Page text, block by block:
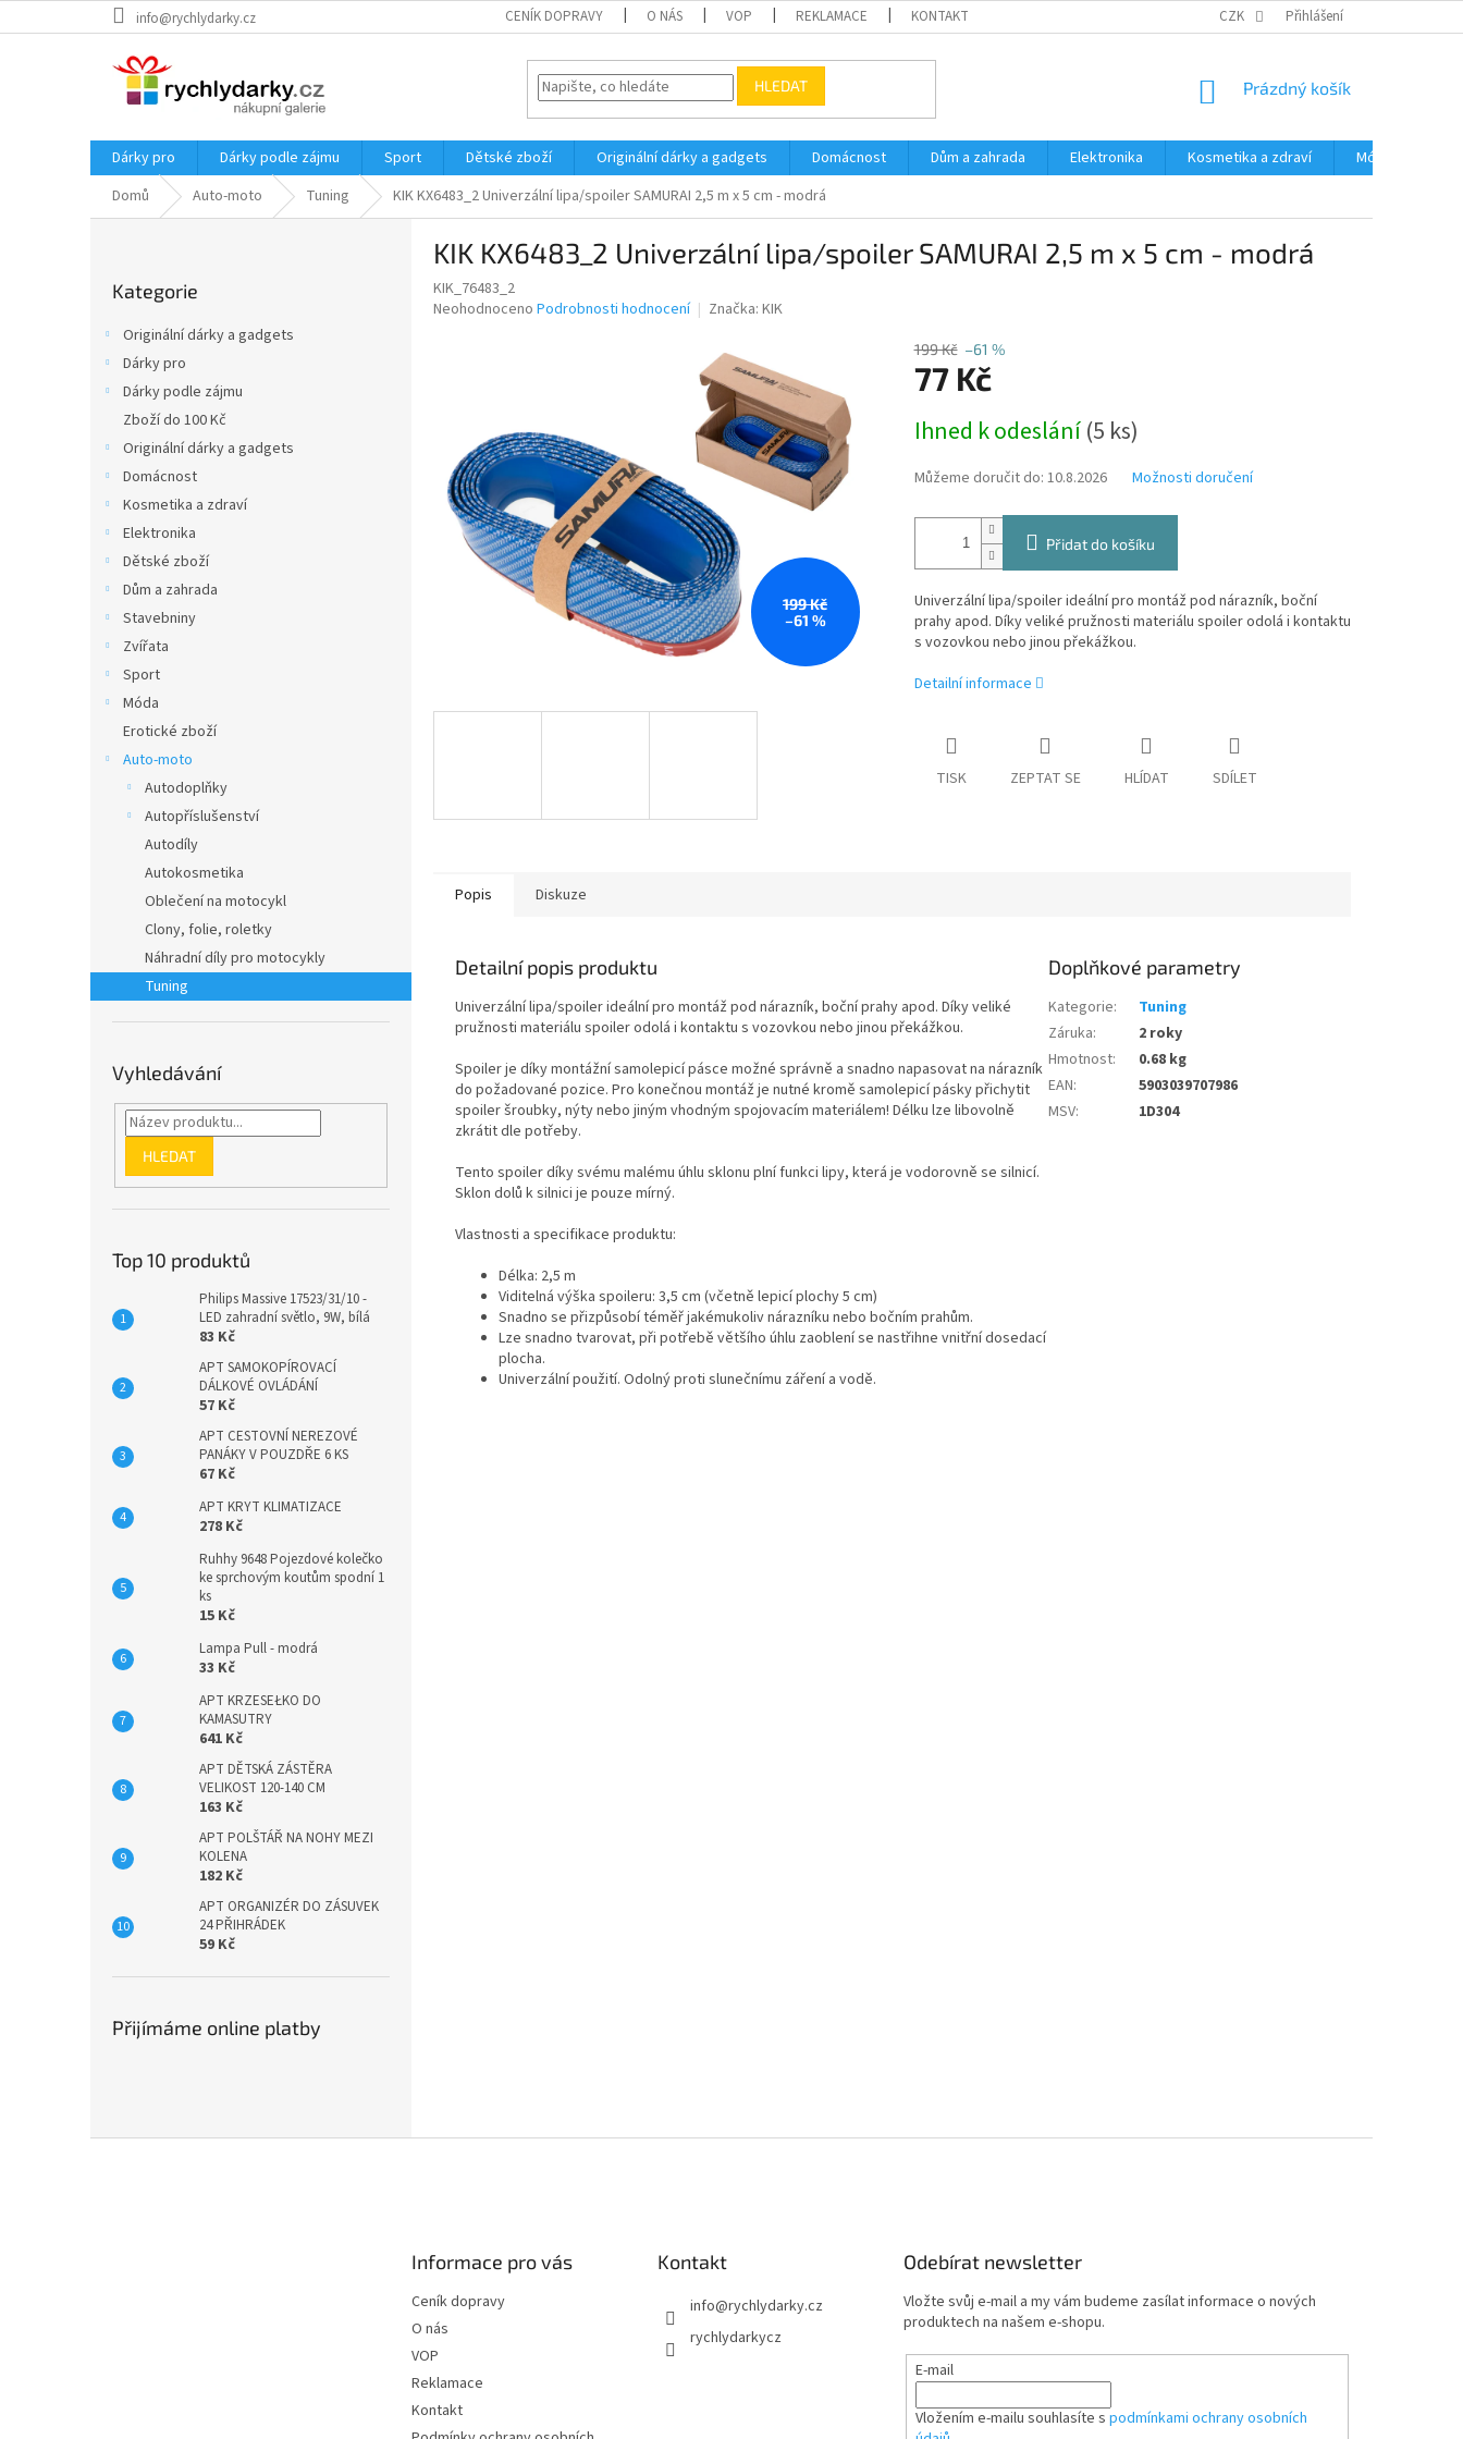
na
info@rychlydarky.cz CENÍK DOPRAVY O NÁS VOP REKLAMACE KONTAKT PODMÍNKY OCHRANY OSOBNÍCH ÚDAJŮ ČASTÉ DOTAZY A
CZK Přihlášení
HLEDAT
NÁKUPNÍ
Prázdný košík
Dárky pro Dárky podle zájmu Sport Dětské zboží Originální dárky a gadgets Domácnost Dům a zahrada Elektronika Kosmetika a zdraví Móda
Domů
Auto-moto Tuning KIK KX6483_2 Univerzální lipa/spoiler SAMURAI 2,5 m x 5 cm - modrá
kategorie
Kategorie
Originální dárky a gadgets
Dárky pro
Dárky podle zájmu
Zboží do 100 Kč
Originální dárky a gadgets
Domácnost
Kosmetika a zdraví
Elektronika
Dětské zboží
Dům a zahrada
Stavebniny
Zvířata
Sport
Móda
Erotické zboží
Auto-moto
Autodoplňky
Autopříslušenství
Autodíly
Autokosmetika
Oblečení na motocykl
Clony, folie, roletky
Náhradní díly pro motocykly
Tuning
Vyhledávání
HLEDAT
Top 10 produktů
Philips Massive 17523/31/10 -
LED zahradní světlo, 9W, bílá
83 Kč
APT SAMOKOPÍROVACÍ
DÁLKOVÉ OVLÁDÁNÍ
57 Kč
APT CESTOVNÍ NEREZOVÉ
PANÁKY V POUZDŘE 6 KS
67 Kč
APT KRYT KLIMATIZACE
278 Kč
Ruhhy 9648 Pojezdové kolečko
ke sprchovým koutům spodní 1
ks
15 Kč
Lampa Pull - modrá
33 Kč
APT KRZESEŁKO DO
KAMASUTRY
641 Kč
APT DĚTSKÁ ZÁSTĚRA
VELIKOST 120-140 CM
163 Kč
APT POLŠTÁŘ NA NOHY MEZI
KOLENA
182 Kč
APT ORGANIZÉR DO ZÁSUVEK
24 PŘIHRÁDEK
59 Kč
Přijímáme online platby
KIK KX6483_2 Univerzální lipa/spoiler SAMURAI 2,5 m x 5 cm - modrá
KIK_76483_2
Průměrné
hvězdiček.
Neohodnoceno Podrobnosti hodnocení Značka: KIK
199 Kč
–61 %
199 Kč –61 %
77 Kč
cena:
Ihned k odeslání(5 ks)
Můžeme doručit do: 10.8.2026 Možnosti doručení
Přidat do košíku
Univerzální lipa/spoiler ideální pro montáž pod nárazník, boční
prahy apod. Díky veliké pružnosti materiálu spoiler odolá i kontaktu
s vozovkou nebo jinou překážkou.
Detailní informace
TISK ZEPTAT SE HLÍDAT SDÍLET
Popis Diskuze
Detailní popis produktu
Univerzální lipa/spoiler ideální pro montáž pod nárazník, boční prahy apod. Díky veliké
pružnosti materiálu spoiler odolá i kontaktu s vozovkou nebo jinou překážkou.
Spoiler je díky montážní samolepicí pásce možné správně a snadno napasovat na nárazník
do požadované pozice. Pro konečnou montáž je nutné kromě samolepicí pásky přichytit
spoiler šroubky, nýty nebo jiným vhodným spojovacím materiálem! Délku lze libovolně
zkrátit dle potřeby.
Tento spoiler díky svému malému úhlu sklonu plní funkci lipy, která je vodorovně se silnicí.
Sklon dolů k silnici je pouze mírný.
Vlastnosti a specifikace produktu:
Délka: 2,5 m
Viditelná výška spoileru: 3,5 cm (včetně lepicí plochy 5 cm)
Snadno se přizpůsobí téměř jakémukoliv nárazníku nebo bočním prahům.
Lze snadno tvarovat, při potřebě většího úhlu zaoblení se nastřihne vnitřní dosedací
plocha.
Univerzální použití. Odolný proti slunečnímu záření a vodě.
Doplňkové parametry
Kategorie:
Tuning
Záruka:
2 roky
Hmotnost:
0.68 kg
EAN:
5903039707986
MSV: 1D304
Informace pro vás
Ceník dopravy
O nás
VOP
Reklamace
Kontakt
Kontakt
info@rychlydarky.cz
rychlydarkycz
Odebírat newsletter
Vložte svůj e-mail a my vám budeme zasílat informace o nových
produktech na našem e-shopu.
E-mail
Vložením e-mailu souhlasíte spodmínkami ochrany osobních